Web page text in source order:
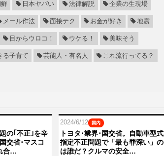
日本ヤバい 法律解説 企業の生現場
メール作法 面接テク お金が好き 地震
目からウロコ！ ウケる！ 美味そう
る子育て 芸能人・有名人 これ流行ってる？
の｢不正｣を辛
交省･マスコ
合…
2024/6/12 国内
トヨタ･業界･国交省。自動車型式
指定不正問題で「最も罪深い」の
は誰だ？クルマの安全…